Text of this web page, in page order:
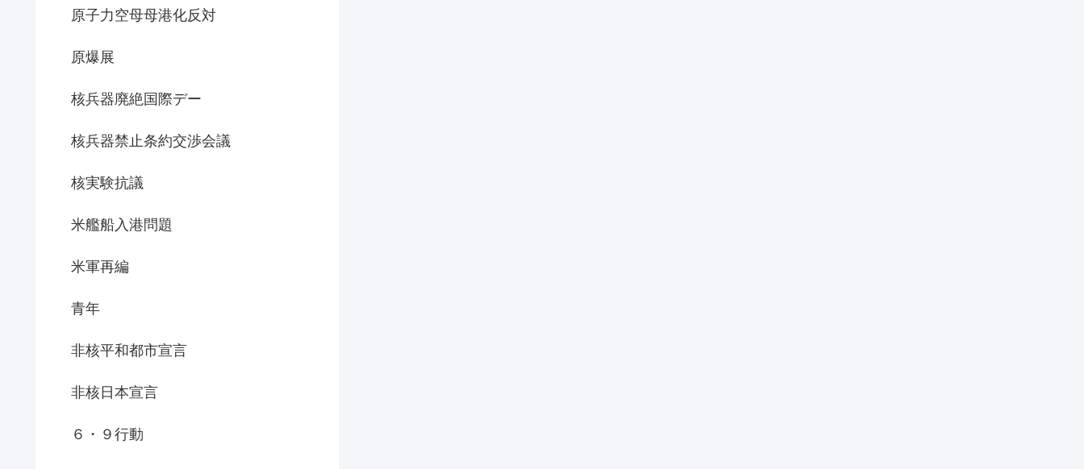
原子力空母母港化反対
原爆展
核兵器廃絶国際デー
核兵器禁止条約交渉会議
核実験抗議
米艦船入港問題
米軍再編
青年
非核平和都市宣言
非核日本宣言
６・９行動